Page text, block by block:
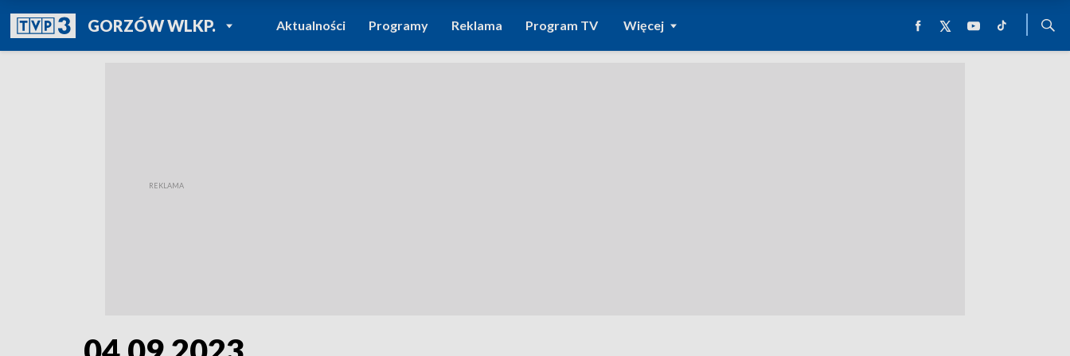
GORZÓW WLKP.POWRÓT DO
TVP REGIONY
Aktualności Programy Reklama Program TV Więcej